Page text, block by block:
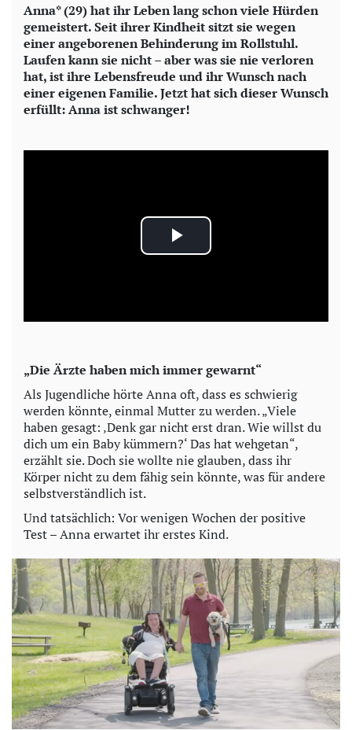
Anna* (29) hat ihr Leben lang schon viele Hürden
gemeistert. Seit ihrer Kindheit sitzt sie wegen
einer angeborenen Behinderung im Rollstuhl.
Laufen kann sie nicht – aber was sie nie verloren
hat, ist ihre Lebensfreude und ihr Wunsch nach
einer eigenen Familie. Jetzt hat sich dieser Wunsch
erfüllt: Anna ist schwanger!
P
a
V
i
d
o
„Die Ärzte haben mich immer gewarnt“
Als Jugendliche hörte Anna oft, dass es schwierig
werden könnte, einmal Mutter zu werden. „Viele
haben gesagt: ‚Denk gar nicht erst dran. Wie willst du
dich um ein Baby kümmern?‘ Das hat wehgetan“,
erzählt sie. Doch sie wollte nie glauben, dass ihr
Körper nicht zu dem fähig sein könnte, was für andere
selbstverständlich ist.
Und tatsächlich: Vor wenigen Wochen der positive
Test – Anna erwartet ihr erstes Kind.